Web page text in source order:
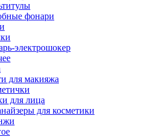
фонари
электрошокер
для макияжа
для лица
для косметики